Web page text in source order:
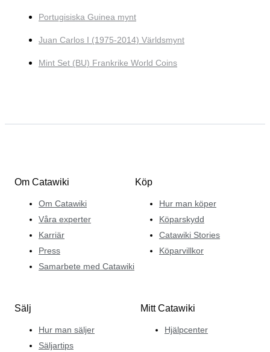
Portugisiska Guinea mynt
Juan Carlos I (1975-2014) Världsmynt
Mint Set (BU) Frankrike World Coins
Om Catawiki
Om Catawiki
Våra experter
Karriär
Press
Samarbete med Catawiki
Köp
Hur man köper
Köparskydd
Catawiki Stories
Köparvillkor
Sälj
Hur man säljer
Säljartips
Mitt Catawiki
Hjälpcenter